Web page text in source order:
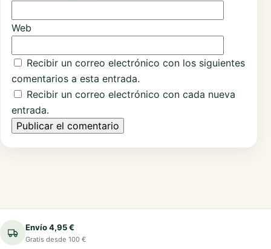
Web
Recibir un correo electrónico con los siguientes
comentarios a esta entrada.
Recibir un correo electrónico con cada nueva
entrada.
Envío 4,95 €
Gratis desde 100 €